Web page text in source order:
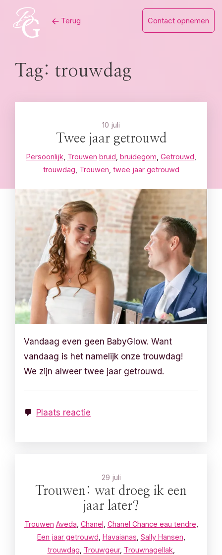
content
Terug Contact opnemen
Tag: trouwdag
10 juli
Twee jaar getrouwd
Persoonlijk Trouwen bruid bruidegom Getrouwd
trouwdag Trouwen twee jaar getrouwd
Vandaag even geen BabyGlow. Want
vandaag is het namelijk onze trouwdag!
We zijn alweer twee jaar getrouwd.
Plaats reactie
29 juli
Trouwen: wat droeg ik een
jaar later?
Trouwen Aveda Chanel Chanel Chance eau tendre
Een jaar getrouwd Havaianas Sally Hansen
trouwdag Trouwgeur, Trouwnagellak